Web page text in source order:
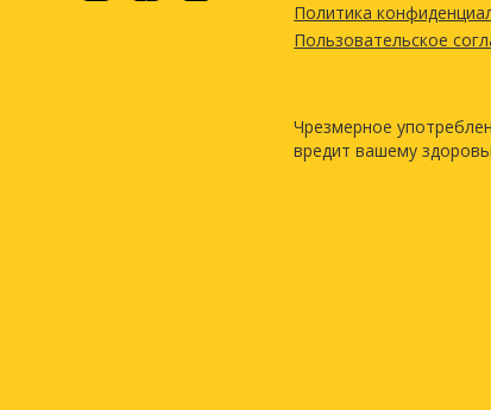
Политика
Пользовательское
Чрезмерное
вредит вашему